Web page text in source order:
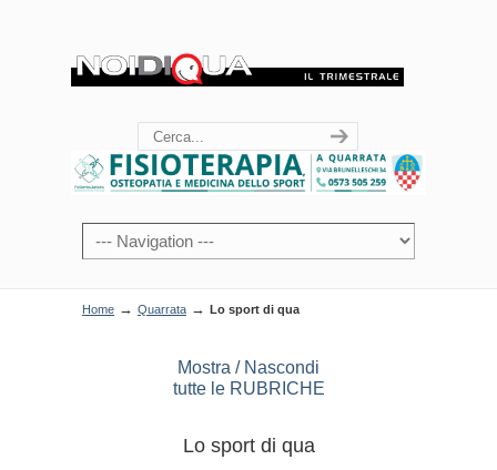
Home → Quarrata → Lo sport di qua
Mostra / Nascondi
tutte le RUBRICHE
Lo sport di qua